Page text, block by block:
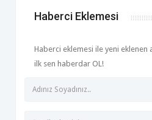
Haberci Eklemesi
Haberci eklemesi ile yeni eklenen
ilk sen haberdar OL!